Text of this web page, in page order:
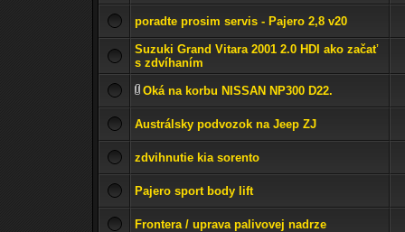
poradte prosim servis - Pajero 2,8 v20
Suzuki Grand Vitara 2001 2.0 HDI ako začať
s zdvíhaním
Oká na korbu NISSAN NP300 D22.
Austrálsky podvozok na Jeep ZJ
zdvihnutie kia sorento
Pajero sport body lift
Frontera / uprava palivovej nadrze